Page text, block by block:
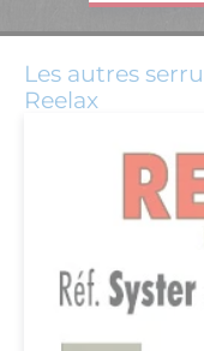
Les autres
Reelax